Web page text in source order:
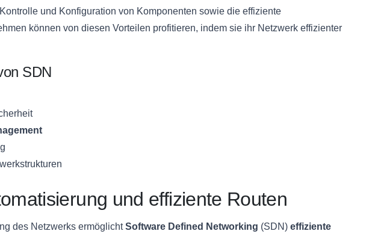
und Konfiguration von Komponenten sowie die effiziente
können von diesen Vorteilen profitieren, indem sie ihr Netzwerk effizienter
SDN
und effiziente Routen
des Netzwerks ermöglichtSoftware Defined Networking (SDN) effiziente